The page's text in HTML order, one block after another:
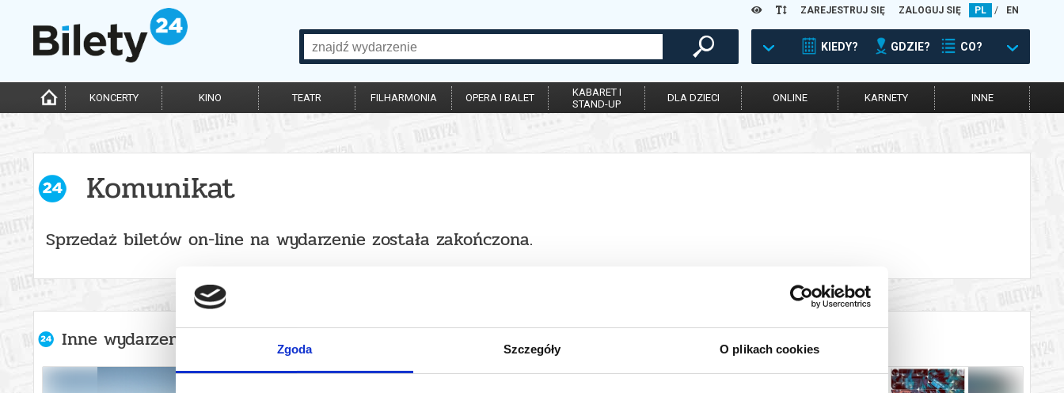
Zgoda Szczegóły O plikach cookies
ZAREJESTRUJ SIĘ ZALOGUJ SIĘ PL / EN
KIEDY? GDZIE? CO?
KONCERTY KINO TEATR FILHARMONIA OPERA I BALET
KABARET I
STAND-UP
DLA DZIECI ONLINE KARNETY INNE
Komunikat
Sprzedaż biletów on-line na wydarzenie została zakończona.
Inne wydarzenia organizatora